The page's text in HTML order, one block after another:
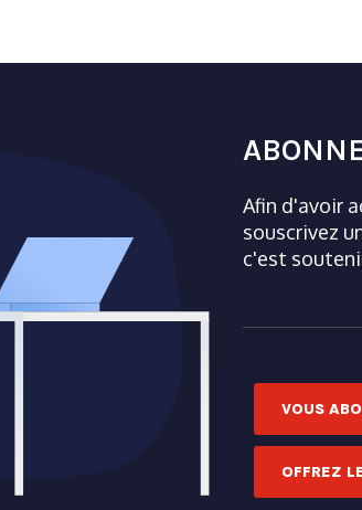
Afin d'avoir
souscrivez
c'est
VOUS
OFFREZ